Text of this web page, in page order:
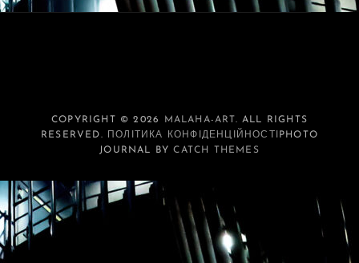
COPYRIGHT © 2026 MALAHA-ART. ALL RIGHTS
RESERVED.
ПОЛІТИКА КОНФІДЕНЦІЙНОСТІ
PHOTO
JOURNAL BYCATCH THEMES